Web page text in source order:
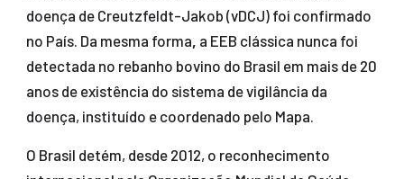
doença de Creutzfeldt-Jakob (vDCJ) foi confirmado
no País. Da mesma forma a EEB clássica nunca foi
detectada no rebanho bovino do Brasil em mais de 20
anos de existência do sistema de vigilância da
doença, instituído e coordenado pelo Mapa.
O Brasil detém, desde 2012, o reconhecimento